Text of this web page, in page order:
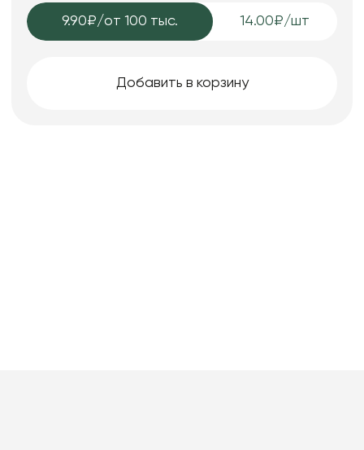
9.90₽/от 100 тыс. 14.00₽/шт
Добавить в корзину